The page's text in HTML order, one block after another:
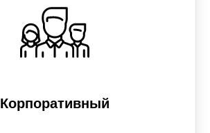
Корпоративный